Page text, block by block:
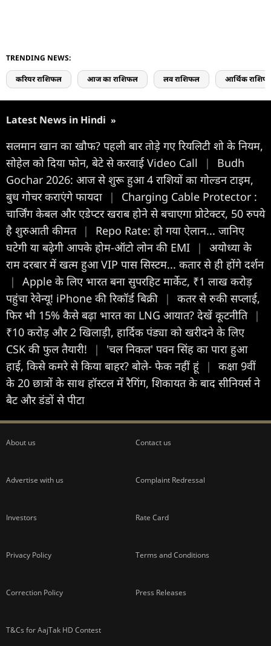
TRENDING NEWS:
करियर राशिफल आज का राशिफल लव राशिफल आर्थिक
Latest News in Hindi »
सलमान खान का खौफ? पहली बार तोड़े गए रियलिटी शो के नियम,
सोहेल को दिया फोन, बेटे से करवाई Video Call
|
Budh
Gochar 2026: आज से शुरू हुआ 4 राशियों का गोल्डन टाइम,
बुध गोचर कराएंगे फायदा
|
Charging Cable Protector :
चार्जिंग केबल और एडेप्टर खराब होने से बचाएगा प्रोटेक्टर, 50 रुपये
है शुरुआती कीमत |
Repo Rate: हो गया ऐलान... जानिए
घटेगी या बढ़ेगी आपके होम-ऑटो लोन की EMI
|
अयोध्या के
राम दरबार में खत्म हुआ VIP पास सिस्टम... कतार से ही होंगे दर्शन
|
Apple के लिए भारत बना सुपरहिट मार्केट, ₹1 लाख करोड़
पहुंचा रेवेन्यू! iPhone की रिकॉर्ड बिक्री
|
कतर से रुकी सप्लाई,
फिर भी 15% कैसे बढ़ा भारत का LNG आयात? देखें कूटनीति |
₹10 करोड़ और 2 ख‍िलाड़ी, हार्द‍िक पंड्या को खरीदने के लिए
CSK की फुल तैयारी!
|
'चल निकल' पवन सिंह का पारा हुआ
हाई, किसे कमरे से किया बाहर? बोले- फेक नहीं हूं
|
कक्षा 9वीं
के 20 छात्रों के साथ हॉस्टल में रैगिंग, शिकायत के बाद सीनियर्स ने
बैट और डंडों से पीटा
About us Contact us
Advertise with us Complaint Redressal
Investors Rate Card
Privacy Policy Terms and Conditions
Correction Policy Press Releases
T&Cs for AajTak HD Contest